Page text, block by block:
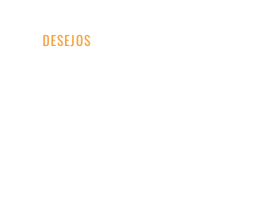
DESEJOS